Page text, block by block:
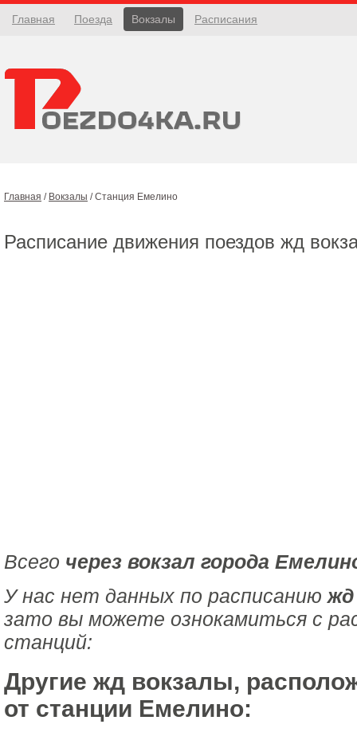
Главная Поезда Вокзалы Расписания
Главная / Вокзалы /Станция Емелино
Расписание движения поездов жд
Всего через вокзал города
У нас нет данных по расписанию
зато вы можете ознокамиться с
станций:
Другие жд вокзалы,
от станции Емелино: